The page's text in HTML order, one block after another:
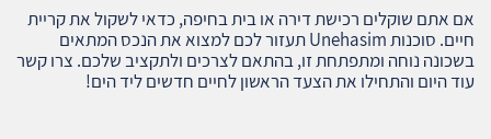
אם אתם שוקלים רכישת דירה או בית בחיפה, כדאי לשקול את קריית
חיים. סוכנות Unehasim תעזור לכם למצוא את הנכס המתאים
בשכונה נוחה ומתפתחת זו, בהתאם לצרכים ולתקציב שלכם. צרו קשר
עוד היום והתחילו את הצעד הראשון לחיים חדשים ליד הים!